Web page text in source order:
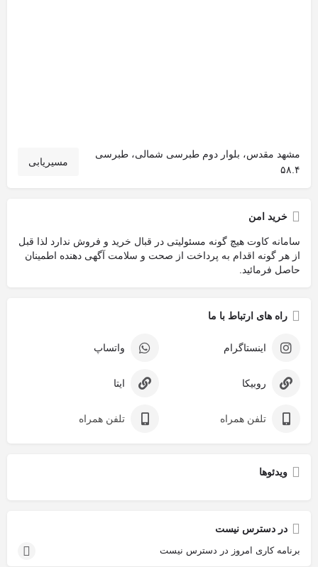
مشهد مقدس، بلوار دوم طبرسی شمالی، طبرسی
۵۸.۴
مسیریابی
خرید امن
سامانه کاوت هیچ گونه مسئولیتی در قبال خرید و فروش ندارد لذا قبل
از هر گونه اقدام به پرداخت از صحت و سلامت آگهی دهنده اطمینان
حاصل فرمائید.
راه های ارتباط با ما
اینستاگرام واتساپ
روبیکا ایتا
تلفن همراه تلفن همراه
ویدئوها
در دسترس نیست
برنامه کاری امروز در دسترس نیست